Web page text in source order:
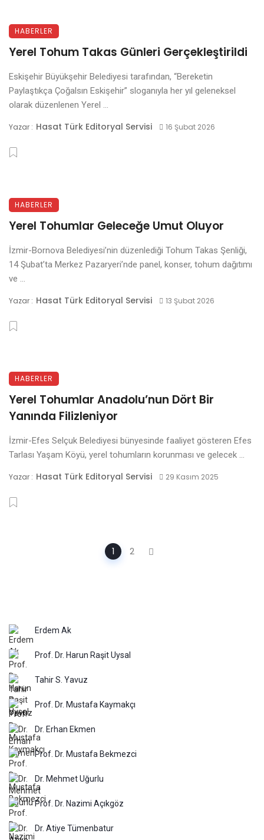
HABERLER
Yerel Tohum Takas Günleri Gerçekleştirildi
Eskişehir Büyükşehir Belediyesi tarafından, “Bereketin
Paylaştıkça Çoğalsın Eskişehir” sloganıyla her yıl geleneksel
olarak düzenlenen Yerel ...
Yazar : Hasat Türk Editoryal Servisi 16 Şubat 2026
HABERLER
Yerel Tohumlar Geleceğe Umut Oluyor
İzmir-Bornova Belediyesi’nin düzenlediği Tohum Takas Şenliği,
14 Şubat’ta Merkez Pazaryeri’nde panel, konser, tohum dağıtımı
ve ...
Yazar : Hasat Türk Editoryal Servisi 13 Şubat 2026
HABERLER
Yerel Tohumlar Anadolu’nun Dört Bir
Yanında Filizleniyor
İzmir-Efes Selçuk Belediyesi bünyesinde faaliyet gösteren Efes
Tarlası Yaşam Köyü, yerel tohumların korunması ve gelecek ...
Yazar : Hasat Türk Editoryal Servisi 29 Kasım 2025
1 2
Erdem Ak
Prof. Dr. Harun Raşit Uysal
Tahir S. Yavuz
Prof. Dr. Mustafa Kaymakçı
Dr. Erhan Ekmen
Prof. Dr. Mustafa Bekmezci
Dr. Mehmet Uğurlu
Prof. Dr. Nazimi Açıkgöz
Dr. Atiye Tümenbatur